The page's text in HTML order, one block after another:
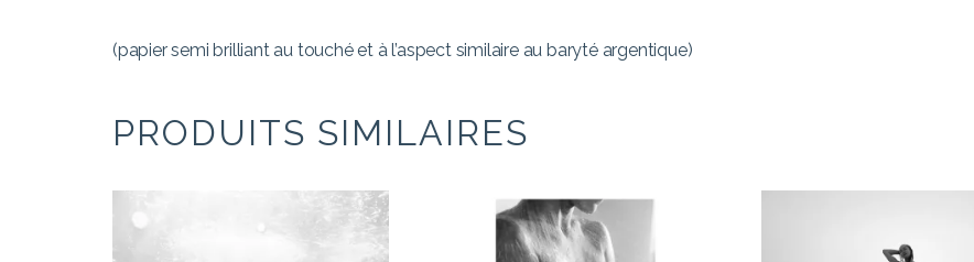
(papier semi brilliant au touché et à l’aspect similaire au baryté argentique)
PRODUITS SIMILAIRES